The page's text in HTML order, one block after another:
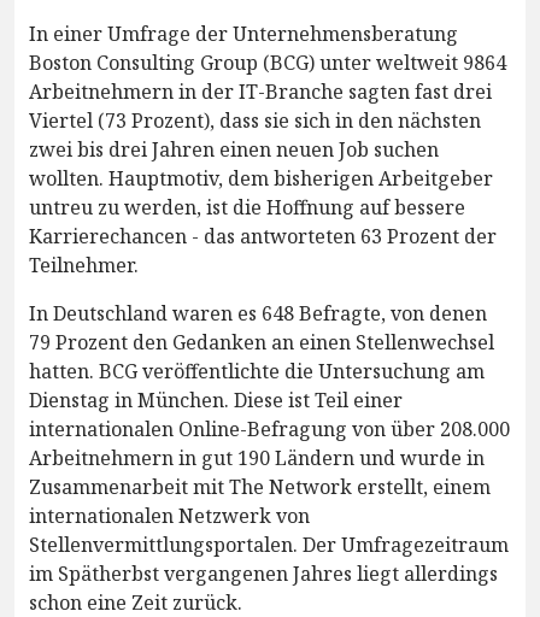
In einer Umfrage der Unternehmensberatung
Boston Consulting Group (BCG) unter weltweit 9864
Arbeitnehmern in der IT-Branche sagten fast drei
Viertel (73 Prozent), dass sie sich in den nächsten
zwei bis drei Jahren einen neuen Job suchen
wollten. Hauptmotiv, dem bisherigen Arbeitgeber
untreu zu werden, ist die Hoffnung auf bessere
Karrierechancen - das antworteten 63 Prozent der
Teilnehmer.
In Deutschland waren es 648 Befragte, von denen
79 Prozent den Gedanken an einen Stellenwechsel
hatten. BCG veröffentlichte die Untersuchung am
Dienstag in München. Diese ist Teil einer
internationalen Online-Befragung von über 208.000
Arbeitnehmern in gut 190 Ländern und wurde in
Zusammenarbeit mit The Network erstellt, einem
internationalen Netzwerk von
Stellenvermittlungsportalen. Der Umfragezeitraum
im Spätherbst vergangenen Jahres liegt allerdings
schon eine Zeit zurück.